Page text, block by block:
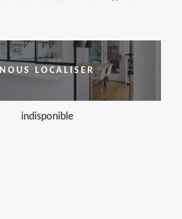
NOUS LOCALISER
indisponible